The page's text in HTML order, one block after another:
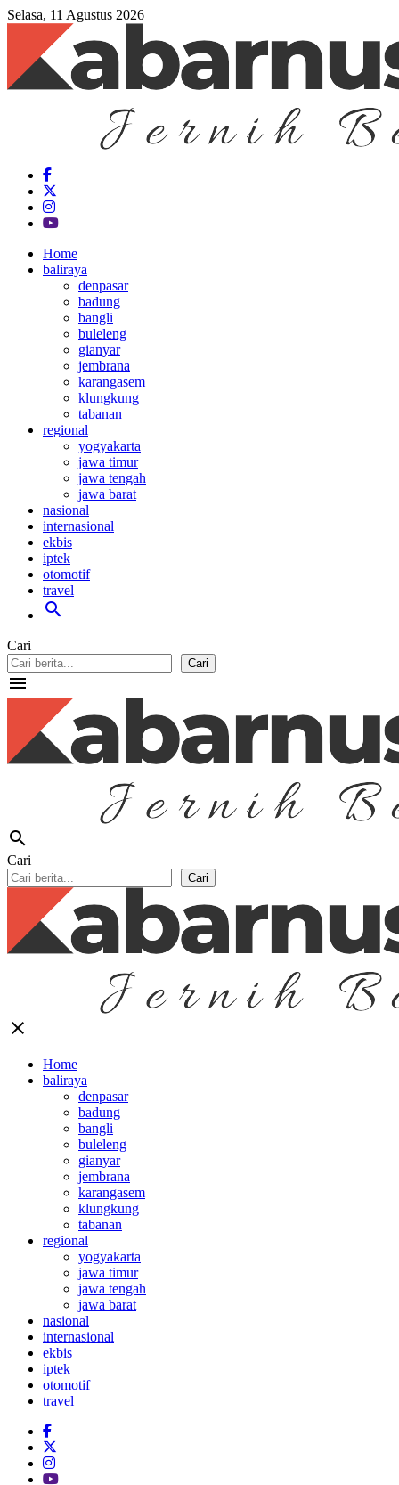
Selasa, 11 Agustus 2026
Home
baliraya
denpasar
badung
bangli
buleleng
gianyar
jembrana
karangasem
klungkung
tabanan
regional
yogyakarta
jawa timur
jawa tengah
jawa barat
nasional
internasional
ekbis
iptek
otomotif
travel
search
Cari
Cari
menu
search
Cari
Cari
close
Home
baliraya
denpasar
badung
bangli
buleleng
gianyar
jembrana
karangasem
klungkung
tabanan
regional
yogyakarta
jawa timur
jawa tengah
jawa barat
nasional
internasional
ekbis
iptek
otomotif
travel